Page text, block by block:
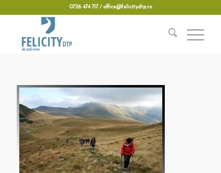
0726 474 717 / office@felicitydtp.ro